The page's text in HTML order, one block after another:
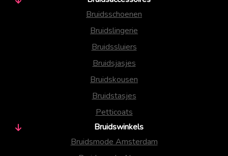
Bruidsschoenen
Bruidslingerie
Bruidssluiers
Bruidsjasjes
Bruidskousen
Bruidstasjes
Petticoats
Bruidswinkels
Bruidsmode Amsterdam